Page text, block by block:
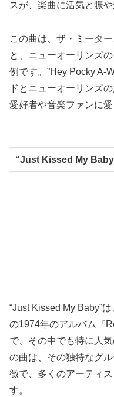
スが、楽曲に活気と賑
この曲は、ザ・ミータ
と、ニューオーリンズ
例です。”Hey Pocky A-
ドとニューオーリンズ
愛好者や音楽ファンに愛
“Just Kissed My
“Just Kissed My Baby”
の1974年のアルバム『
で、その中でも特に人
の曲は、その独特なグ
徴で、多くのアーティ
す。